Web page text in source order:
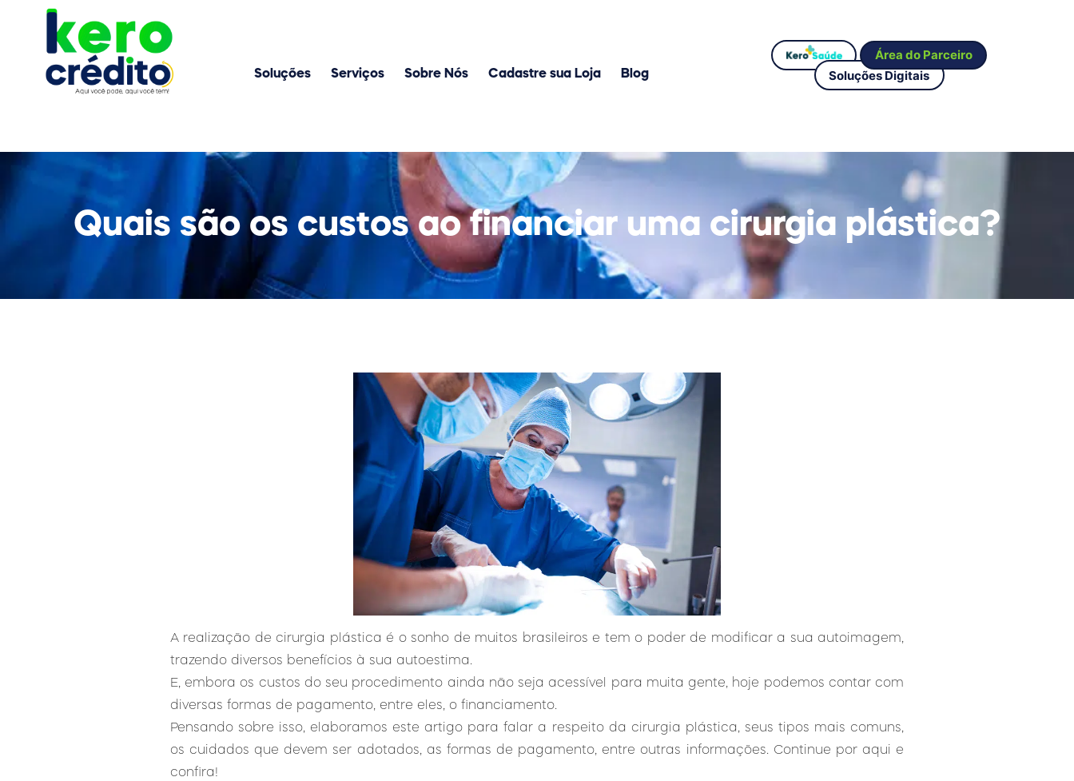
Soluções Serviços Sobre Nós Cadastre sua Loja Blog
Área do Parceiro
Soluções Digitais
Quais são os custos ao financiar uma cirurgia plástica?
A realização de cirurgia plástica é o sonho de muitos brasileiros e tem o poder de modificar a sua autoimagem,
trazendo diversos benefícios à sua autoestima.
E, embora os custos do seu procedimento ainda não seja acessível para muita gente, hoje podemos contar com
diversas formas de pagamento, entre eles, o financiamento.
Pensando sobre isso, elaboramos este artigo para falar a respeito da cirurgia plástica, seus tipos mais comuns,
os cuidados que devem ser adotados, as formas de pagamento, entre outras informações. Continue por aqui e
confira!